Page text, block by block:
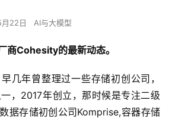
22日 AI与大模型
商Cohesity的最新动态。
几年曾整理过一些存储初创公司，
，2017年创立，那时候是专注二级
据存储初创公司Komprise,容器存储